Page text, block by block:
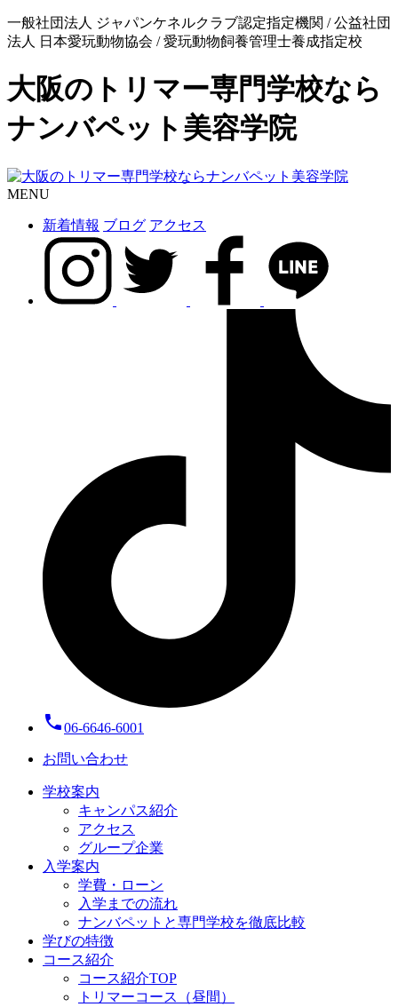
一般社団法人 ジャパンケネルクラブ認定指定機関 / 公益社団
法人 日本愛玩動物協会 / 愛玩動物飼養管理士養成指定校
大阪のトリマー専門学校なら
ナンバペット美容学院
MENU
新着情報 ブログ アクセス
local_phone06-6646-6001
お問い合わせ
学校案内
キャンパス紹介
アクセス
グループ企業
入学案内
学費・ローン
入学までの流れ
ナンバペットと専門学校を徹底比較
学びの特徴
コース紹介
コース紹介TOP
トリマーコース（昼間）